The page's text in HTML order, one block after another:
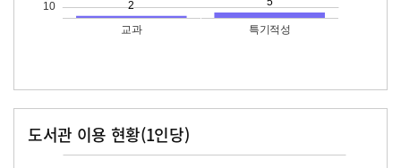
도서관 이용 현황(1인당)